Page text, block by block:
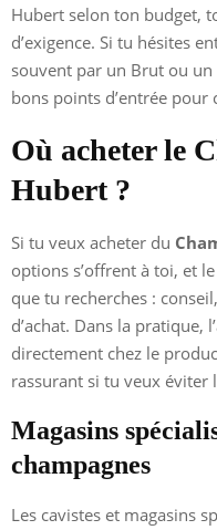
Hubert selon ton budget,
d’exigence. Si tu hésites
souvent par un Brut ou un
bons points d’entrée
Où acheter le
Hubert ?
Si tu veux acheter du
options s’offrent à toi, et
que tu recherches :
d’achat. Dans la pratique,
directement chez le
rassurant si tu veux éviter
Magasins
champagnes
Les cavistes et magasins